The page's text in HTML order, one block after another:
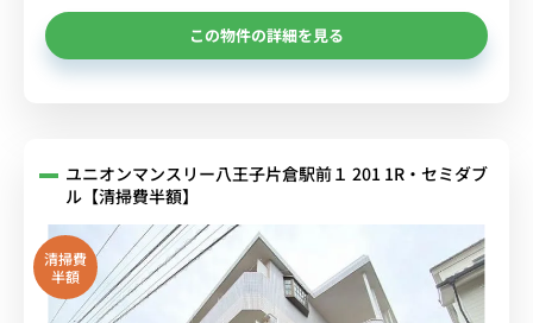
この物件の詳細を見る
ユニオンマンスリー八王子片倉駅前１ 201 1R・セミダブ
ル【清掃費半額】
清掃費
半額